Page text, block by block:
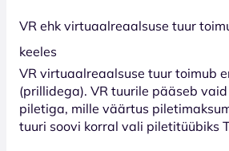
VR ehk virtuaalreaalsuse tuur
keeles
VR virtuaalreaalsuse tuur toimub
(prillidega). VR tuurile pääseb
piletiga, mille väärtus
tuuri soovi korral vali piletitüübiks